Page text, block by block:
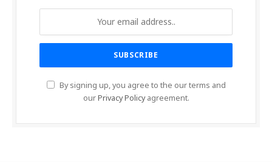
By signing up, you agree to the our terms and
ourPrivacy Policyagreement.